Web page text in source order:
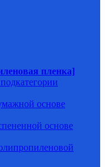
пленка]
основе
основе